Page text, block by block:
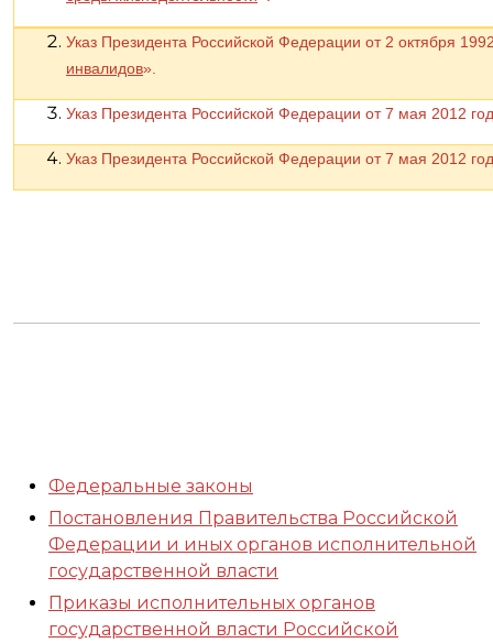
Указ Президента Российской Федерации от 2 октября
инвалидов».
Указ Президента Российской Федерации от 7 мая 2012
Указ Президента Российской Федерации от 7 мая 2012
Федеральные законы
Постановления Правительства Российской
Федерации и иных органов исполнительной
государственной власти
Приказы исполнительных органов
государственной власти Российской